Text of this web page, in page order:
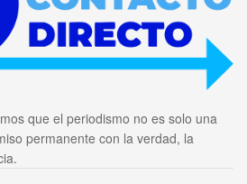
que el periodismo no es solo una
permanente con la verdad, la